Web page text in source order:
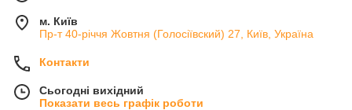
м. Київ
Пр-т 40-річчя Жовтня (Голосіївский) 27, Київ, Україна
Контакти
Сьогодні вихідний
Показати весь графік роботи